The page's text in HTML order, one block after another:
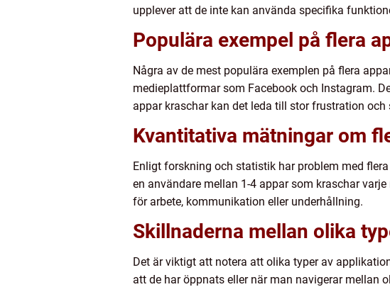
upplever att de inte kan använda specifika
Populära exempel på flera
Några av de mest populära exemplen på flera
medieplattformar som Facebook och Instagram.
appar kraschar kan det leda till stor frustration
Kvantitativa mätningar om
Enligt forskning och statistik har problem med
en användare mellan 1-4 appar som kraschar
för arbete, kommunikation eller underhållning.
Skillnaderna mellan olika
Det är viktigt att notera att olika typer av
att de har öppnats eller när man navigerar mellan